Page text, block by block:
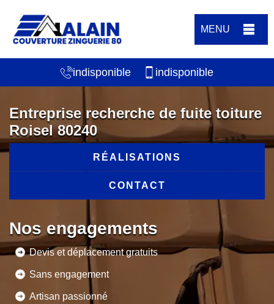
MENU
indisponible indisponible
Entreprise recherche de fuite toiture
Roisel 80240
RÉALISATIONS
CONTACT
Nos engagements
Devis et déplacement gratuits
Sans engagement
Artisan passionné